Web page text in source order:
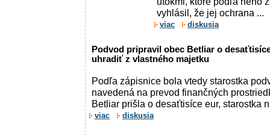
vyhlásil, že jej ochrana ...
viac diskusia
Podvod pripravil obec Betliar o
uhradiť z vlastného majetku
Podľa zápisnice bola vtedy starostka
navedená na prevod finančných
Betliar prišla o desaťtisíce eur, starostka
viac diskusia